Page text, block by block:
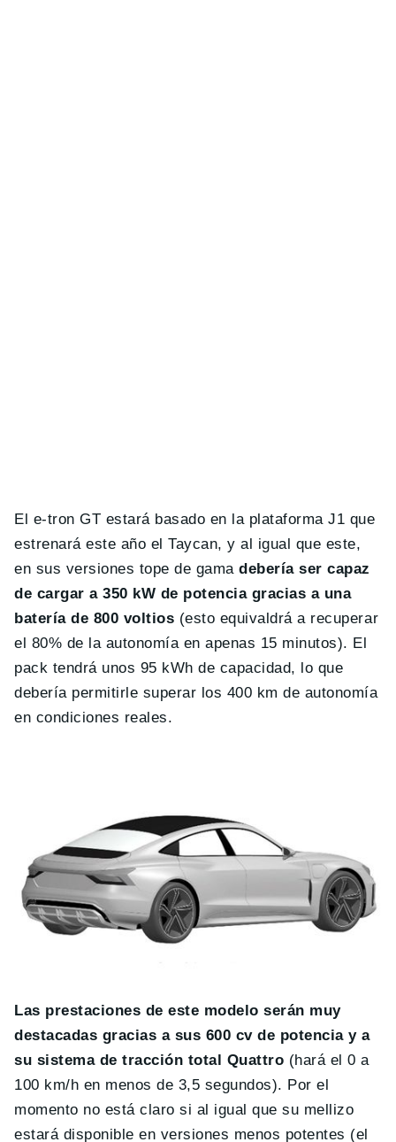
El e-tron GT estará basado en la plataforma J1 que
estrenará este año el Taycan, y al igual que este,
en sus versiones tope de gamadebería ser capaz
de cargar a 350 kW de potencia gracias a una
batería de 800 voltios (esto equivaldrá a recuperar
el 80% de la autonomía en apenas 15 minutos). El
pack tendrá unos 95 kWh de capacidad, lo que
debería permitirle superar los 400 km de autonomía
en condiciones reales.
Las prestaciones de este modelo serán muy
destacadas gracias a sus 600 cv de potencia y a
su sistema de tracción total Quattro (hará el 0 a
100 km/h en menos de 3,5 segundos). Por el
momento no está claro si al igual que su mellizo
estará disponible en versiones menos potentes (el